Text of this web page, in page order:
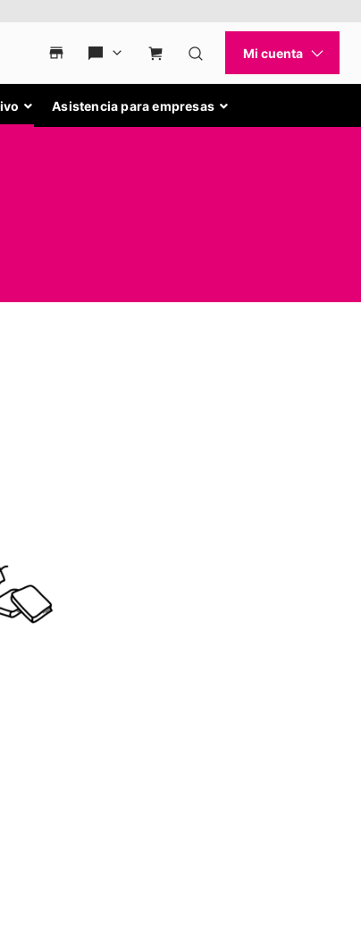
Asistencia para empresas